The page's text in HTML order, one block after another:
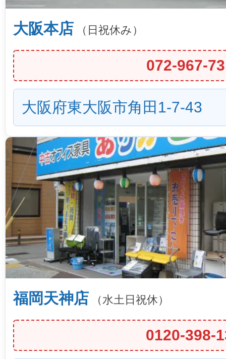
大阪本店 （日祝休み）
072-967-
大阪府東大阪市角田1-7-43
福岡天神店 （水土日祝休）
0120-398-